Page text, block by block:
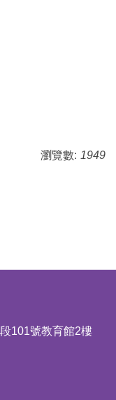
瀏覽數: 1949
101號教育館2樓